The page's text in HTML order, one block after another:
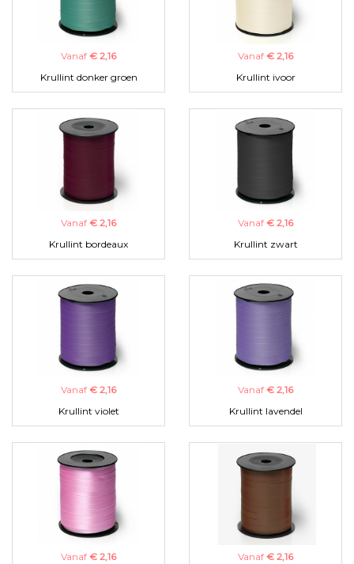
Vanaf € 2,16
Krullint donker groen
Vanaf € 2,16
Krullint ivoor
Vanaf € 2,16
Krullint bordeaux
Vanaf € 2,16
Krullint zwart
Vanaf € 2,16
Krullint violet
Vanaf € 2,16
Krullint lavendel
Vanaf € 2,16
Vanaf € 2,16